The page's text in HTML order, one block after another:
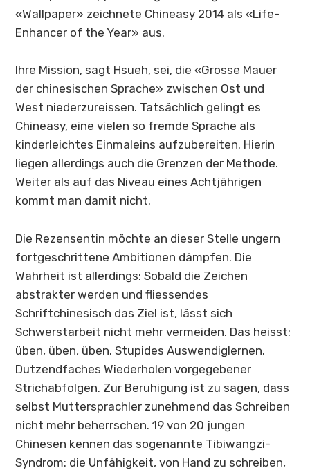
«Wallpaper» zeichnete Chineasy 2014 als «Life-
Enhancer of the Year» aus.
Ihre Mission, sagt Hsueh, sei, die «Grosse Mauer
der chinesischen Sprache» zwischen Ost und
West niederzureissen. Tatsächlich gelingt es
Chineasy, eine vielen so fremde Sprache als
kinderleichtes Einmaleins aufzubereiten. Hierin
liegen allerdings auch die Grenzen der Methode.
Weiter als auf das Niveau eines Achtjährigen
kommt man damit nicht.
Die Rezensentin möchte an dieser Stelle ungern
fortgeschrittene Ambitionen dämpfen. Die
Wahrheit ist allerdings: Sobald die Zeichen
abstrakter werden und fliessendes
Schriftchinesisch das Ziel ist, lässt sich
Schwerstarbeit nicht mehr vermeiden. Das heisst:
üben, üben, üben. Stupides Auswendiglernen.
Dutzendfaches Wiederholen vorgegebener
Strichabfolgen. Zur Beruhigung ist zu sagen, dass
selbst Muttersprachler zunehmend das Schreiben
nicht mehr beherrschen. 19 von 20 jungen
Chinesen kennen das sogenannte Tibiwangzi-
Syndrom: die Unfähigkeit, von Hand zu schreiben,